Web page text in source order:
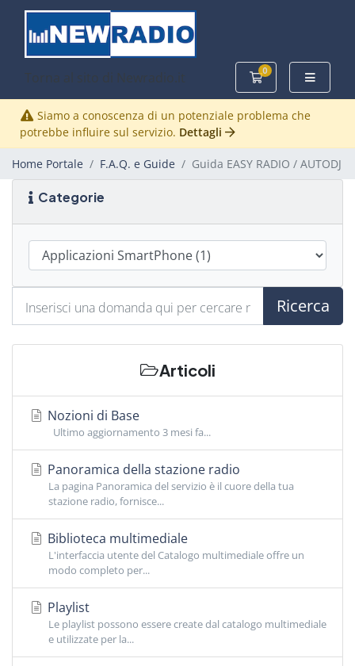
Torna al sito di Newradio.it 0
Carrello
Siamo a conoscenza di un potenziale problema che
potrebbe influire sul servizio. Dettagli
Home Portale F.A.Q. e Guide Guida EASY RADIO / AUTODJ
Categorie
Ricerca
Articoli
Nozioni di Base
Ultimo aggiornamento 3 mesi fa...
Panoramica della stazione radio
La pagina Panoramica del servizio è il cuore della tua
stazione radio, fornisce...
Biblioteca multimediale
L'interfaccia utente del Catalogo multimediale offre un
modo completo per...
Playlist
Le playlist possono essere create dal catalogo multimediale
e utilizzate per la...